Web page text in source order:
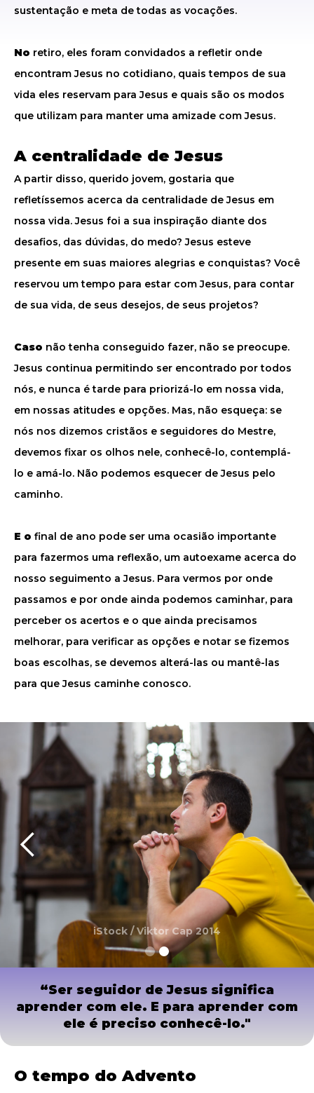
sustentação e meta de todas as vocações.
No retiro, eles foram convidados a refletir onde
encontram Jesus no cotidiano, quais tempos de sua
vida eles reservam para Jesus e quais são os modos
que utilizam para manter uma amizade com Jesus.
A centralidade de Jesus
A partir disso, querido jovem, gostaria que
refletíssemos acerca da centralidade de Jesus em
nossa vida. Jesus foi a sua inspiração diante dos
desafios, das dúvidas, do medo? Jesus esteve
presente em suas maiores alegrias e conquistas? Você
reservou um tempo para estar com Jesus, para contar
de sua vida, de seus desejos, de seus projetos?
Caso não tenha conseguido fazer, não se preocupe.
Jesus continua permitindo ser encontrado por todos
nós, e nunca é tarde para priorizá-lo em nossa vida,
em nossas atitudes e opções. Mas, não esqueça: se
nós nos dizemos cristãos e seguidores do Mestre,
devemos fixar os olhos nele, conhecê-lo, contemplá-
lo e amá-lo. Não podemos esquecer de Jesus pelo
caminho.
E o final de ano pode ser uma ocasião importante
para fazermos uma reflexão, um autoexame acerca do
nosso seguimento a Jesus. Para vermos por onde
passamos e por onde ainda podemos caminhar, para
perceber os acertos e o que ainda precisamos
melhorar, para verificar as opções e notar se fizemos
boas escolhas, se devemos alterá-las ou mantê-las
para que Jesus caminhe conosco.
iStock / Viktor Cap 2014
“Ser seguidor de Jesus significa
aprender com ele. E para aprender com
ele é preciso conhecê-lo."
O tempo do Advento